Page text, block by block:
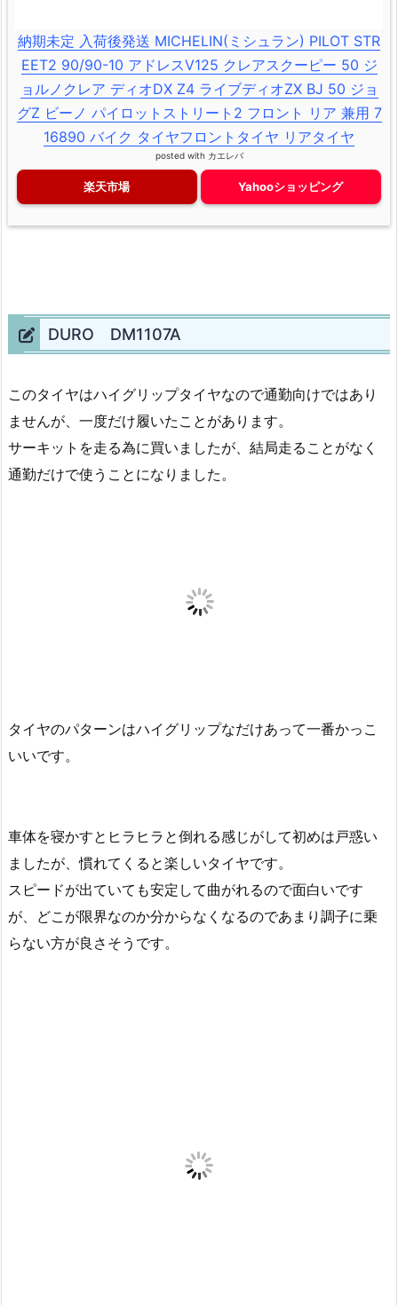
納期未定 入荷後発送 MICHELIN(ミシュラン) PILOT STR
EET2 90/90-10 アドレスV125 クレアスクーピー 50 ジ
ョルノクレア ディオDX Z4 ライブディオZX BJ 50 ジョ
グZ ビーノ パイロットストリート2 フロント リア 兼用 7
16890 バイク タイヤフロントタイヤ リアタイヤ
posted with カエレバ
楽天市場 Yahooショッピング
DURO DM1107A
このタイヤはハイグリップタイヤなので通勤向けではあり
ませんが、一度だけ履いたことがあります。
サーキットを走る為に買いましたが、結局走ることがなく
通勤だけで使うことになりました。
タイヤのパターンはハイグリップなだけあって一番かっこ
いいです。
車体を寝かすとヒラヒラと倒れる感じがして初めは戸惑い
ましたが、慣れてくると楽しいタイヤです。
スピードが出ていても安定して曲がれるので面白いです
が、どこが限界なのか分からなくなるのであまり調子に乗
らない方が良さそうです。